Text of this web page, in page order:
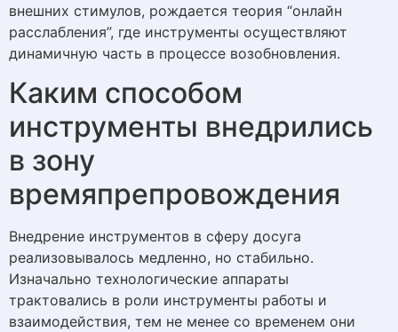
внешних стимулов, рождается теория “онлайн
расслабления”, где инструменты осуществляют
динамичную часть в процессе возобновления.
Каким способом
инструменты внедрились
в зону
времяпрепровождения
Внедрение инструментов в сферу досуга
реализовывалось медленно, но стабильно.
Изначально технологические аппараты
трактовались в роли инструменты работы и
взаимодействия, тем не менее со временем они